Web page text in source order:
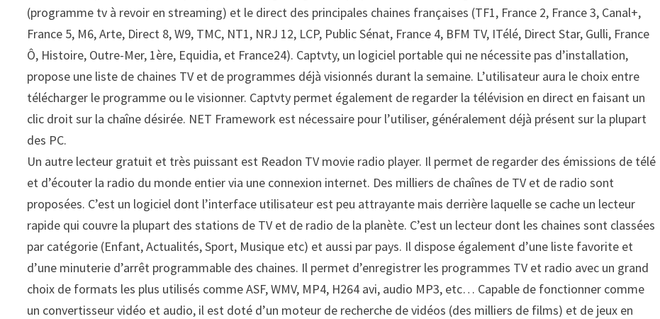
(programme tv à revoir en streaming) et le direct des principales chaines françaises (TF1, France 2, France 3, Canal+,
France 5, M6, Arte, Direct 8, W9, TMC, NT1, NRJ 12, LCP, Public Sénat, France 4, BFM TV, ITélé, Direct Star, Gulli, France
Ô, Histoire, Outre-Mer, 1ère, Equidia, et France24). Captvty, un logiciel portable qui ne nécessite pas d’installation,
propose une liste de chaines TV et de programmes déjà visionnés durant la semaine. L’utilisateur aura le choix entre
télécharger le programme ou le visionner. Captvty permet également de regarder la télévision en direct en faisant un
clic droit sur la chaîne désirée. NET Framework est nécessaire pour l’utiliser, généralement déjà présent sur la plupart
des PC.
Un autre lecteur gratuit et très puissant est Readon TV movie radio player. Il permet de regarder des émissions de télé
et d’écouter la radio du monde entier via une connexion internet. Des milliers de chaînes de TV et de radio sont
proposées. C’est un logiciel dont l’interface utilisateur est peu attrayante mais derrière laquelle se cache un lecteur
rapide qui couvre la plupart des stations de TV et de radio de la planète. C’est un lecteur dont les chaines sont classées
par catégorie (Enfant, Actualités, Sport, Musique etc) et aussi par pays. Il dispose également d’une liste favorite et
d’une minuterie d’arrêt programmable des chaines. Il permet d’enregistrer les programmes TV et radio avec un grand
choix de formats les plus utilisés comme ASF, WMV, MP4, H264 avi, audio MP3, etc… Capable de fonctionner comme
un convertisseur vidéo et audio, il est doté d’un moteur de recherche de vidéos (des milliers de films) et de jeux en